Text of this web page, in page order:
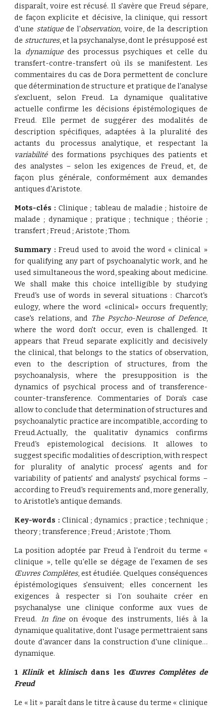
disparaît, voire est récusé. Il s'avère que Freud sépare,
de façon explicite et décisive, la clinique, qui ressort
d'une statiquede l'observation, voire, de la description
de structures, et la psychanalyse, dont le présupposé est
la dynamiquedes processus psychiques et celle du
transfert-contre-transfert où ils se manifestent. Les
commentaires du cas de Dora permettent de conclure
que détermination de structure et pratique de l'analyse
s'excluent, selon Freud. La dynamique qualitative
actuelle confirme les décisions épistémologiques de
Freud. Elle permet de suggérer des modalités de
description spécifiques, adaptées à la pluralité des
actants du processus analytique, et respectant la
variabilitédes formations psychiques des patients et
des analystes – selon les exigences de Freud, et, de
façon plus générale, conformément aux demandes
antiques d'Aristote.
Mots-clés :Clinique ; tableau de maladie ; histoire de
malade ; dynamique ; pratique ; technique ; théorie ;
transfert ; Freud ; Aristote ; Thom.
Summary : Freud used to avoid the word « clinical »
for qualifying any part of psychoanalytic work, and he
used simultaneous the word, speaking about medicine.
We shall make this choice intelligible by studying
Freud's use of words in several situations : Charcot's
eulogy, where the word «clinical» occurs frequently;
case's relations, and The Psycho-Neurose of Defence,
where the word don't occur, even is challenged. It
appears that Freud separate explicitly and decisively
the clinical, that belongs to the statics of observation,
even to the description of structures, from the
psychoanalysis, where the presupposition is the
dynamics of psychical process and of transference-
counter-transference. Commentaries of Dora's case
allow to conclude that determination of structures and
psychoanalytic practice are incompatible, according to
Freud.Actually, the qualitativ dynamics confirms
Freud's epistemological decisions. It allowes to
suggest specific modalities of description, with respect
for plurality of analytic process' agents and for
variability of patients' and analysts' psychical forms –
according to Freud's requirements and, more generally,
to Aristotle's antique demands.
Key-words : Clinical ; dynamics ; practice ; technique ;
theory ; transference ; Freud ; Aristote ; Thom.
La position adoptée par Freud à l'endroit du terme «
clinique », telle qu'elle se dégage de l'examen de ses
Œuvres Complètes, est étudiée. Quelques conséquences
épistémologiques s'ensuivent; elles concernent les
exigences à respecter si l'on souhaite créer en
psychanalyse une clinique conforme aux vues de
Freud. In fineon évoque des instruments, liés à la
dynamique qualitative, dont l'usage permettraient sans
doute d'avancer dans la construction d'une clinique…
dynamique.
1 Klinik etklinisch dans les Œuvres Complètes de
Freud
Le « lit » paraît dans le titre à cause du terme « clinique